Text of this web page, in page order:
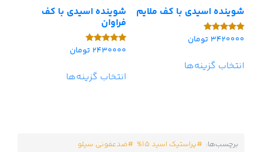
شوینده اسیدی با کف ملایم
امتیاز
3420000 تومان
انتخاب گزینه‌ها
شوینده اسیدی با کف
فراوان
امتیاز
2430000 تومان
انتخاب گزینه‌ها
برچسب‌ها: پراستیک اسید 15% ضدعفونی سیلو